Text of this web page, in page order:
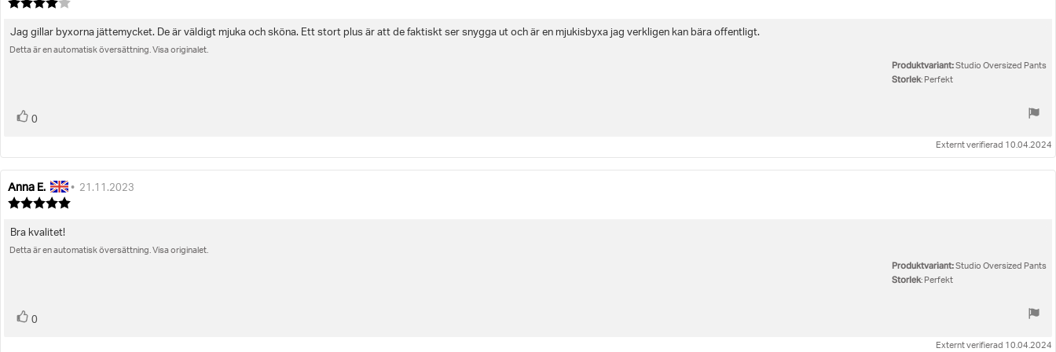
utav
stjärnor
Recensionstext:
Jag gillar byxorna jättemycket. De är väldigt mjuka och sköna. Ett stort plus är att de faktiskt ser snygga ut och är en mjukisbyxa jag verkligen kan bära offentligt.
Detta är en automatisk översättning. Visa originalet.
Produktvariant:Studio Oversized Pants
Storlek: Perfekt
Rösta
0
Externt verifierad 10.04.2024
Recensionsförfattare:
Anna E. • Recensionsdatum:
21.11.2023
stjärnor
Recensionstext:
Bra kvalitet!
Detta är en automatisk översättning. Visa originalet.
Produktvariant:Studio Oversized Pants
Storlek: Perfekt
Rösta
0
Externt verifierad 10.04.2024